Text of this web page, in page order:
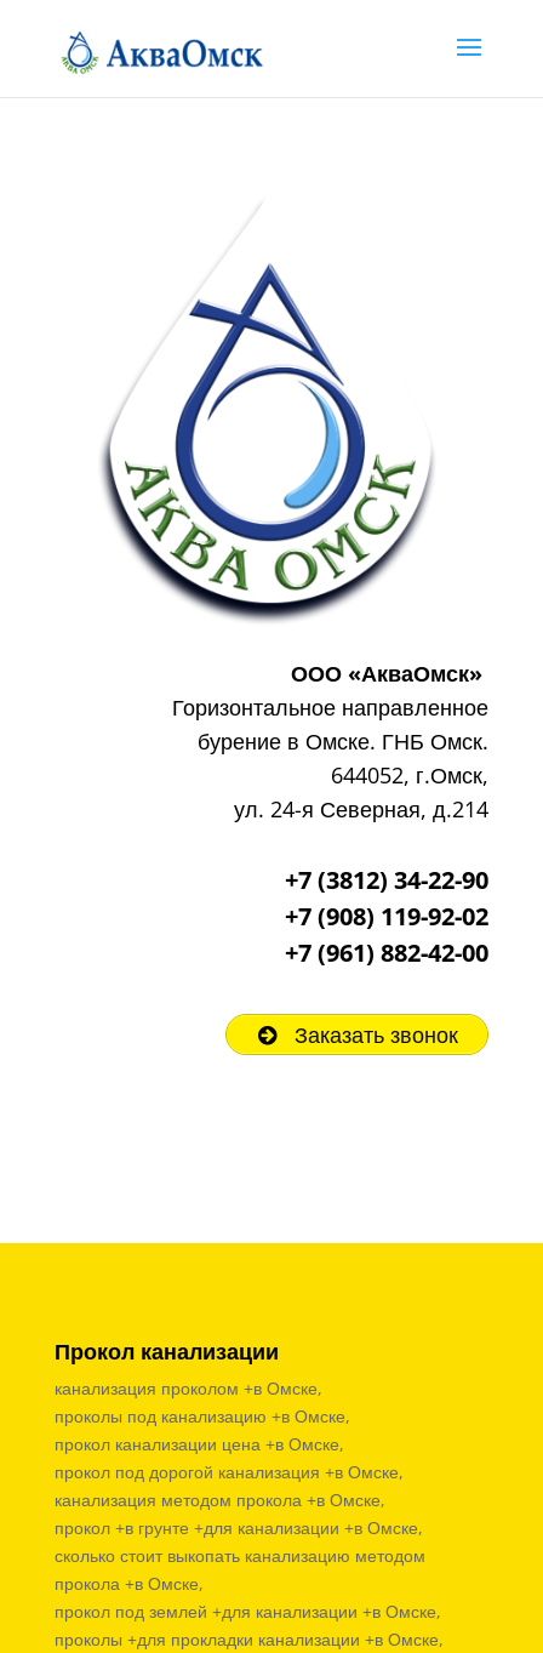
ООО «АкваОмск»
Горизонтальное направленное
бурение в Омске. ГНБ Омск.
644052, г.Омск,
ул. 24-я Северная, д.214
+7 (3812) 34-22-90
+7 (908) 119-92-02
+7(961) 882-42-00
Заказать звонок
Прокол канализации
канализация проколом +в Омске,
проколы под канализацию +в Омске,
прокол канализации цена +в Омске,
прокол под дорогой канализация +в Омске,
канализация методом прокола +в Омске,
прокол +в грунте +для канализации +в Омске,
сколько стоит выкопать канализацию методом
прокола +в Омске,
прокол под землей +для канализации +в Омске,
проколы +для прокладки канализации +в Омске,